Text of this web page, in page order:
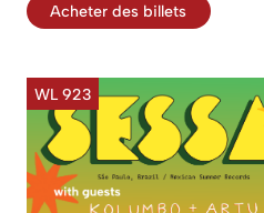
Acheter des billets
WL 923